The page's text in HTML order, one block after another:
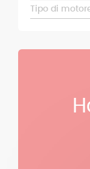
Tipo di